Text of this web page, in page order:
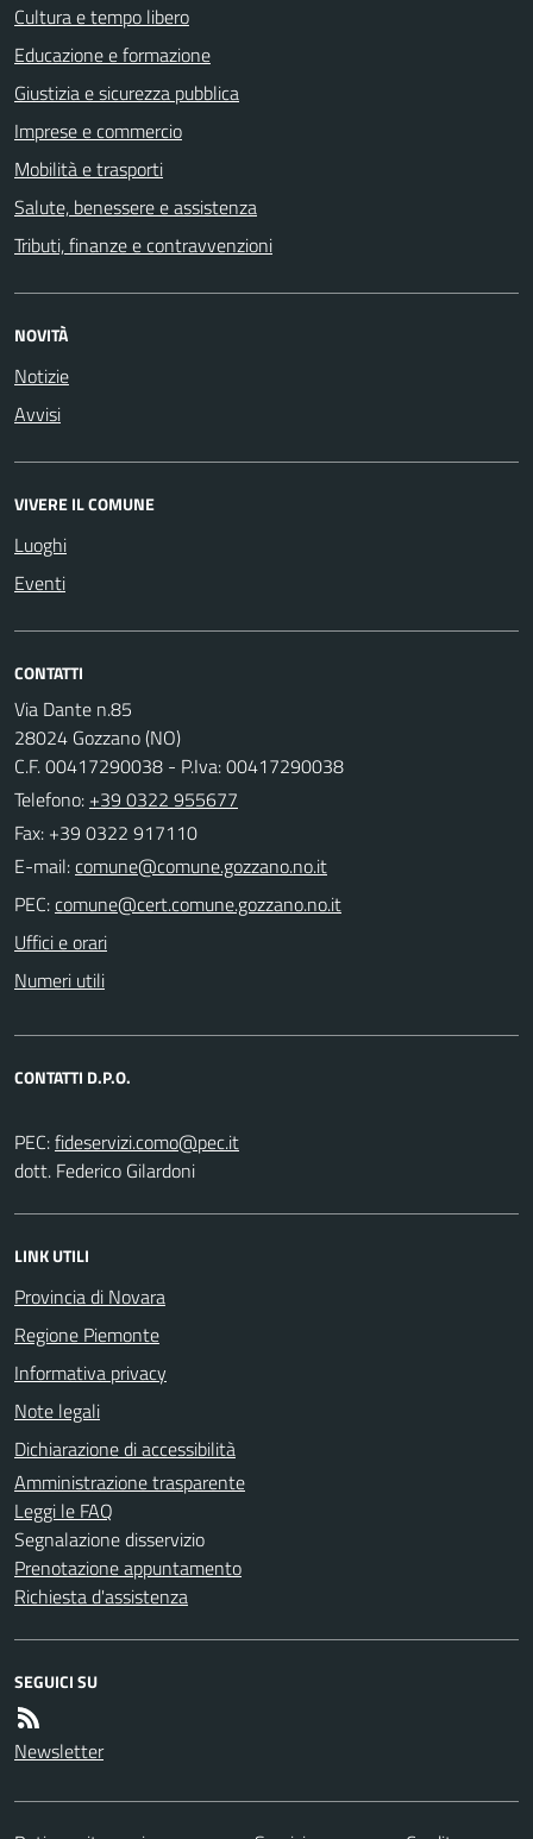
Cultura e tempo libero
Educazione e formazione
Giustizia e sicurezza pubblica
Imprese e commercio
Mobilità e trasporti
Salute, benessere e assistenza
Tributi, finanze e contravvenzioni
NOVITÀ
Notizie
Avvisi
VIVERE IL COMUNE
Luoghi
Eventi
CONTATTI
Via Dante n.85
28024 Gozzano (NO)
C.F. 00417290038 - P.Iva: 00417290038
Telefono: +39 0322 955677
Fax: +39 0322 917110
E-mail:
PEC:
Uffici e orari
Numeri utili
CONTATTI D.P.O.
PEC:
dott. Federico Gilardoni
LINK UTILI
Provincia di Novara
Regione Piemonte
Informativa privacy
Note legali
Dichiarazione di accessibilità
Amministrazione trasparente
Leggi le FAQ
Segnalazione disservizio
Prenotazione appuntamento
Richiesta d'assistenza
SEGUICI SU
Newsletter